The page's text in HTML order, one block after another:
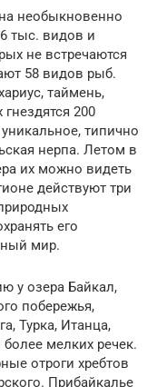
необыкновенно
тыс. видов и
не встречаются
58 видов рыб.
таймень,
200
типично
нерпа. Летом в
их можно видеть
действуют три
его
мир.
у озера Байкал,
побережья,
Турка, Итанца,
мелких речек.
отроги хребтов
Прибайкалье